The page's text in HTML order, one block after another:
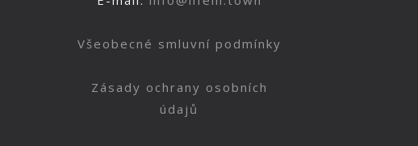
Všeobecné smluvní podmínky
Zásady ochrany osobních
údajů